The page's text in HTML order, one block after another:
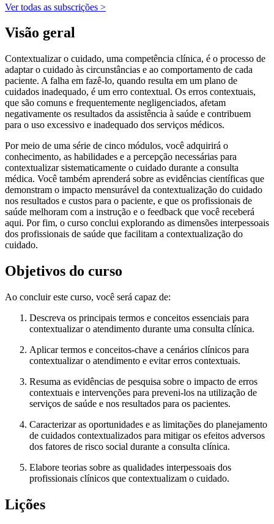
Ver todas as subscrições >
Visão geral
Contextualizar o cuidado, uma competência clínica, é o processo de
adaptar o cuidado às circunstâncias e ao comportamento de cada
paciente. A falha em fazê-lo, quando resulta em um plano de
cuidados inadequado, é um erro contextual. Os erros contextuais,
que são comuns e frequentemente negligenciados, afetam
negativamente os resultados da assistência à saúde e contribuem
para o uso excessivo e inadequado dos serviços médicos.
Por meio de uma série de cinco módulos, você adquirirá o
conhecimento, as habilidades e a percepção necessárias para
contextualizar sistematicamente o cuidado durante a consulta
médica. Você também aprenderá sobre as evidências científicas que
demonstram o impacto mensurável da contextualização do cuidado
nos resultados e custos para o paciente, e que os profissionais de
saúde melhoram com a instrução e o feedback que você receberá
aqui. Por fim, o curso conclui explorando as dimensões interpessoais
dos profissionais de saúde que facilitam a contextualização do
cuidado.
Objetivos do curso
Ao concluir este curso, você será capaz de:
Descreva os principais termos e conceitos essenciais para
contextualizar o atendimento durante uma consulta clínica.
Aplicar termos e conceitos-chave a cenários clínicos para
contextualizar o atendimento e evitar erros contextuais.
Resuma as evidências de pesquisa sobre o impacto de erros
contextuais e intervenções para preveni-los na utilização de
serviços de saúde e nos resultados para os pacientes.
Caracterizar as oportunidades e as limitações do planejamento
de cuidados contextualizados para mitigar os efeitos adversos
dos fatores de risco social durante a consulta clínica.
Elabore teorias sobre as qualidades interpessoais dos
profissionais clínicos que contextualizam o cuidado.
Lições